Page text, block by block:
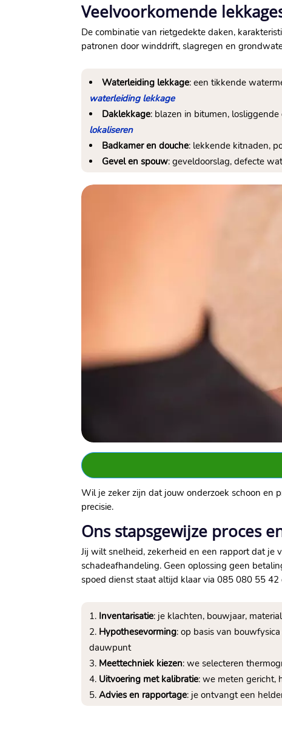
Veelvoorkomende
De combinatie van rietgedekte daken,
patronen door winddrift, slagregen en
Waterleiding lekkage: een tikkende
waterleiding lekkage
Daklekkage: blazen in bitumen,
lokaliseren
Badkamer en douche: lekkende kitnaden,
Gevel en spouw: geveldoorslag, defecte
Wil je zeker zijn dat jouw onderzoek schoon en
precisie.
Ons stapsgewijze proces
Jij wilt snelheid, zekerheid en een rapport dat
schadeafhandeling. Geen oplossing geen
spoed dienst staat altijd klaar via 085 080 55 42
Inventarisatie: je klachten, bouwjaar,
Hypothesevorming: op basis van
dauwpunt
Meettechniek kiezen: we selecteren
Uitvoering met kalibratie: we meten gericht,
Advies en rapportage: je ontvangt een